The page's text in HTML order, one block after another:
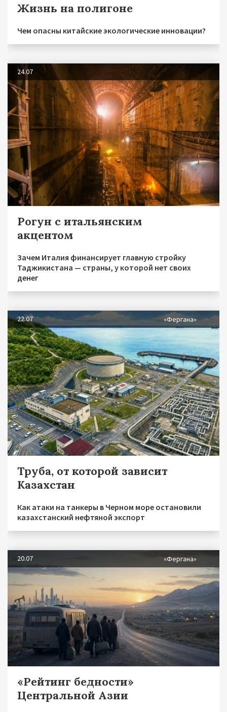
Жизнь на полигоне
Чем опасны китайские экологические инновации?
24.07
Рогун с итальянским
акцентом
Зачем Италия финансирует главную стройку
Таджикистана — страны, у которой нет своих
денег
22.07 «Фергана»
Труба, от которой зависит
Казахстан
Как атаки на танкеры в Черном море остановили
казахстанский нефтяной экспорт
20.07 «Фергана»
«Рейтинг бедности»
Центральной Азии